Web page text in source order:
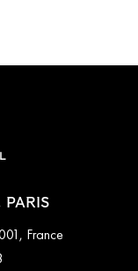
PARIS
France